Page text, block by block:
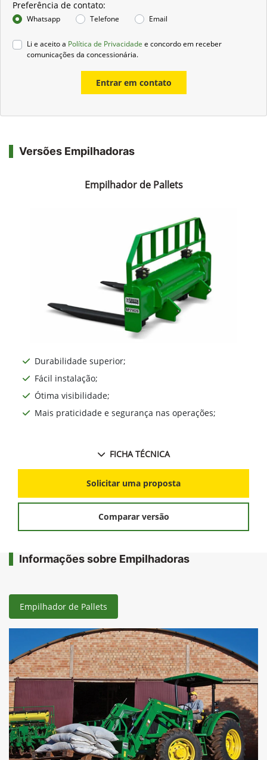
Preferência de contato:
Whatsapp Telefone Email
Li e aceito a Política de Privacidade e concordo em receber
comunicações da concessionária.
Entrar em contato
Versões Empilhadoras
Empilhador de Pallets
Durabilidade superior;
Fácil instalação;
Ótima visibilidade;
Mais praticidade e segurança nas operações;
FICHA TÉCNICA
Solicitar uma proposta
Comparar versão
Informações sobre Empilhadoras
Empilhador de Pallets